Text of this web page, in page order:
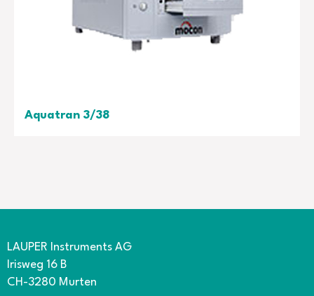
Aquatran 3/38
LAUPER Instruments AG
Irisweg 16 B
CH-3280 Murten